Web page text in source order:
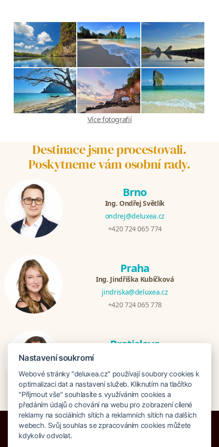
Více fotografií
Destinace jsme procestovali.
Poskytneme vám osobní rady.
Brno
Ing. Ondřej Světlík
ondrej@deluxea.cz
+420 724 065 774
Praha
Ing. Jindřiška Kubíčková
jindriska@deluxea.cz
+420 724 065 778
Bratislava
+421 948 759 074
Nastavení soukromí
Webové stránky "deluxea.cz" používají soubory cookies k
optimalizaci dat a nastavení služeb. Kliknutím na tlačítko
"Přijmout vše" souhlasíte s využíváním cookies a
předáním údajů o chování na webu pro zobrazení cílené
reklamy na sociálních sítích a reklamních sítích na dalších
webech. Svůj souhlas se zpracováním cookies můžete
kdykoliv odvolat.